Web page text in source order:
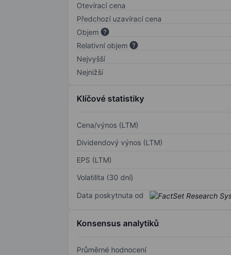
Otevírací cena
Předchozí uzavírací cena
Objem
Relativní objem
Nejvyšší
Nejnižší
Klíčové statistiky
Cena/výnos (LTM)
Dividendový výnos (LTM)
EPS (LTM)
Volatilita (30 dní)
Data poskytnuta od
Konsensus analytiků
Průměrné hodnocení